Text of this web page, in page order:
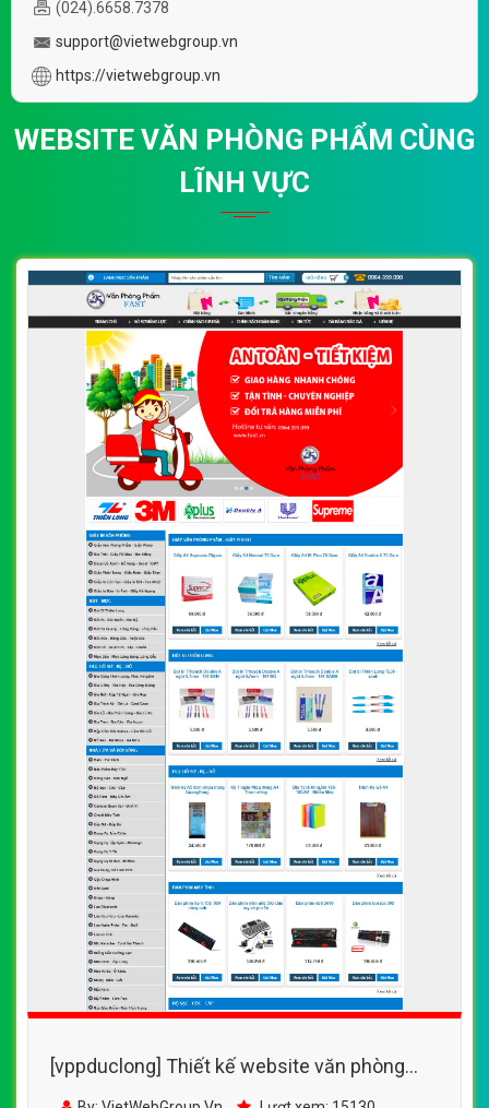
(024).6658.7378
support@vietwebgroup.vn
https://vietwebgroup.vn
WEBSITE VĂN PHÒNG PHẨM CÙNG
LĨNH VỰC
[vppduclong] Thiết kế website văn phòng
phẩm của Văn Phòng Phẩm Fast